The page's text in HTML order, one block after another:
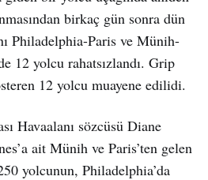
birkaç gün sonra dün
Philadelphia-Paris ve Münih-
12 yolcu rahatsızlandı. Grip
12 yolcu muayene edilidi.
Havaalanı sözcüsü Diane
ait Münih ve Paris’ten gelen
yolcunun, Philadelphia’da